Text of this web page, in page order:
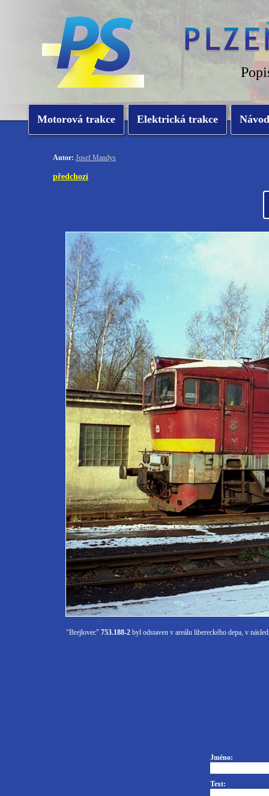
Motorová trakce Elektrická trakce
Autor: Josef Mandys
předchozí
"Brejlovec" 753.188-2 byl odstaven v areálu libereckého depa, v
Jméno:
Text: